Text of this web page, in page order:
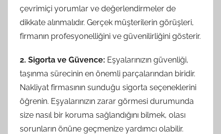
çevrimiçi yorumlar ve değerlendirmeler de
dikkate alınmalıdır. Gerçek müşterilerin görüşleri,
firmanın profesyonelliğini ve güvenilirliğini gösterir.
2. Sigorta ve Güvence: Eşyalarınızın güvenliği,
taşınma sürecinin en önemli parçalarından biridir.
Nakliyat firmasının sunduğu sigorta seçeneklerini
öğrenin. Eşyalarınızın zarar görmesi durumunda
size nasıl bir koruma sağlandığını bilmek, olası
sorunların önüne geçmenize yardımcı olabilir.